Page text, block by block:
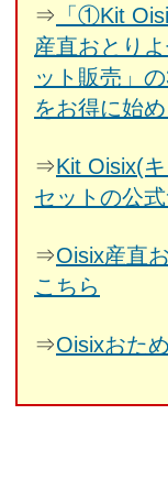
⇒ 「①Kit
産直おとり
ット販売」
をお得に始
⇒Kit Oisix(
セットの公
⇒Oisix産直
こちら
⇒Oisixおた